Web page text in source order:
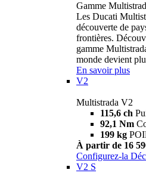
Gamme
Les Ducati
découverte de
frontières.
gamme
monde devient
En savoir plus
V2
Multistrada V2
115,6 ch
92,1 Nm
199 kg
À partir de 16
Configurez-la
V2 S